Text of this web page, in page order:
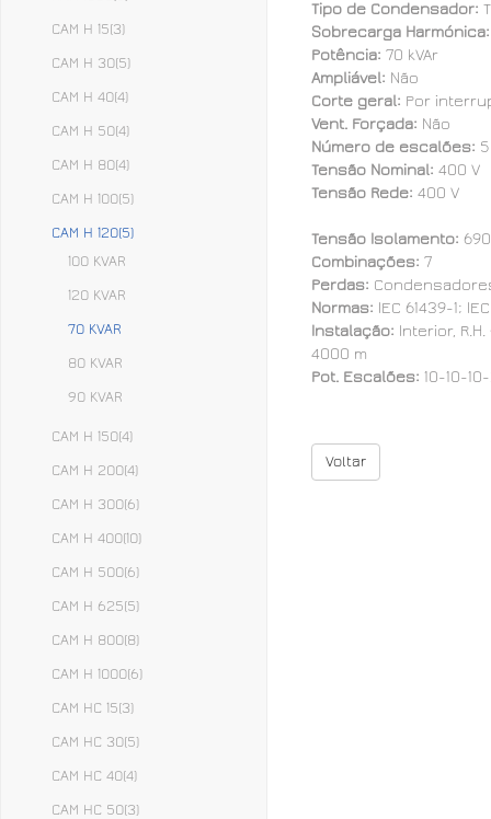
CAM H 15 (3)
CAM H 30(5)
CAM H 40(4)
CAM H 50(4)
CAM H 80(4)
CAM H 100(5)
CAM H 120(5)
100 KVAR
120 KVAR
70 KVAR
80 KVAR
90 KVAR
CAM H 150(4)
CAM H 200(4)
CAM H 300(6)
CAM H 400(10)
CAM H 500(6)
CAM H 625 (5)
CAM H 800(8)
CAM H 1000(6)
CAM HC 15 (3)
CAM HC 30(5)
CAM HC 40(4)
CAM HC 50(3)
Tipo de Condensador:
Sobrecarga
Potência: 70 kVAr
Ampliável: Não
Corte geral: Por
Vent. Forçada: Não
Número de escalões: 5
Tensão Nominal: 400 V
Tensão Rede: 400 V
Tensão Isolamento:
Combinações: 7
Perdas:
Normas: IEC 61439-1;
Instalação: Interior,
4000 m
Pot. Escalões: 10-10-
Voltar